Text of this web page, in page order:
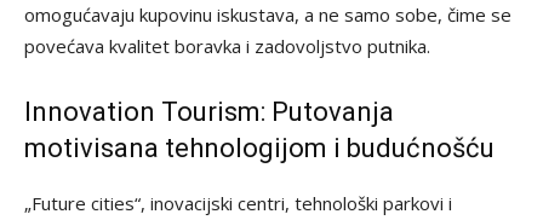
omogućavaju kupovinu iskustava, a ne samo sobe, čime se
povećava kvalitet boravka i zadovoljstvo putnika.
Innovation Tourism: Putovanja
motivisana tehnologijom i budućnošću
„Future cities“, inovacijski centri, tehnološki parkovi i